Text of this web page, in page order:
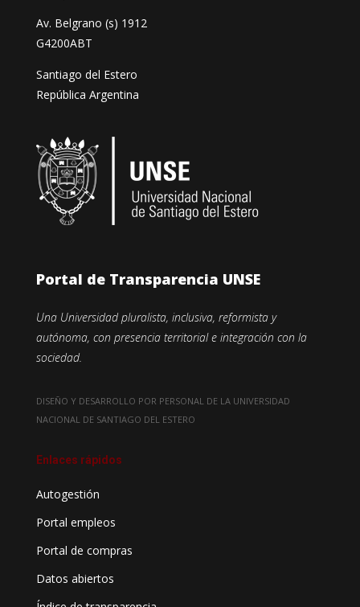
Av. Belgrano (s) 1912
G4200ABT
Santiago del Estero
República Argentina
Portal de Transparencia UNSE
Una Universidad pluralista, inclusiva, reformista y
autónoma, con presencia territorial e integración con la
sociedad.
DISEÑO Y DESARROLLO POR PERSONAL DE LA UNIVERSIDAD
NACIONAL DE SANTIAGO DEL ESTERO
Enlaces rápidos
Autogestión
Portal empleos
Portal de compras
Datos abiertos